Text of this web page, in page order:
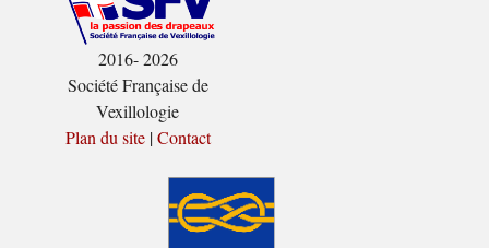
2016- 2026
Société Française de
Vexillologie
Plan du site|Contact